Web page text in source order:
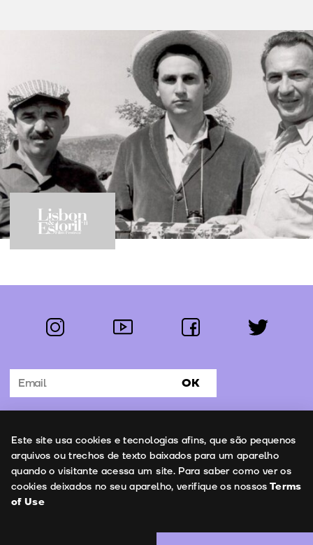
Films in this section
Así es la vida
by Arturo Ripstein
Follow us:
instagram youtube facebook twitter
Subscribe to the newsletter OK
Contacts
Este site usa cookies e tecnologias afins, que são pequenos
arquivos ou trechos de texto baixados para um aparelho
quando o visitante acessa um site. Para saber como ver os
cookies deixados no seu aparelho, verifique os nossos Terms
of Use